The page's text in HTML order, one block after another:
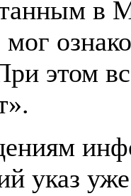
в
этом
указ